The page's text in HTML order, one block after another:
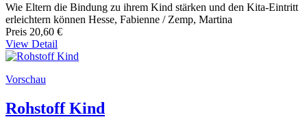
Wie Eltern die Bindung zu ihrem Kind stärken und den Kita-Eintritt
erleichtern können Hesse, Fabienne / Zemp, Martina
Preis 20,60 €
View Detail
Vorschau
Rohstoff Kind